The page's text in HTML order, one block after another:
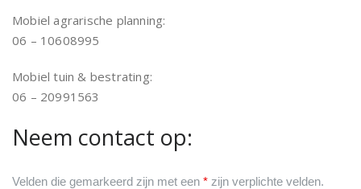
Mobiel agrarische planning:
06 – 10608995
Mobiel tuin & bestrating:
06 – 20991563
Neem contact op:
Velden die gemarkeerd zijn met een * zijn verplichte velden.